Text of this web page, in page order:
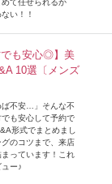
て任せられるか
い！！
でも安心◎】美
10選〔メンズ
ば不安…」そんな不
も安心して予約で
形式でまとめまし
のコツまで、来店
っています！これ
ー♪